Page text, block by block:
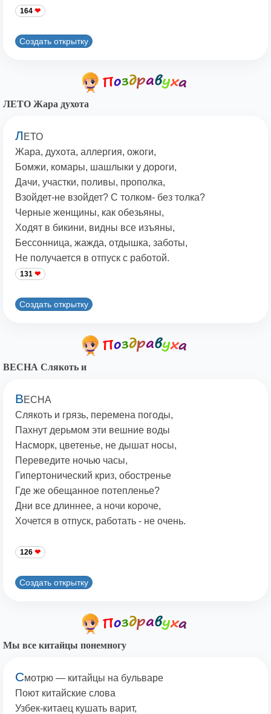
164
Создать открытку
ЛЕТО Жара духота
Л ЕТО
Жара, духота, аллергия, ожоги,
Бомжи, комары, шашлыки у дороги,
Дачи, участки, поливы, прополка,
Взойдет-не взойдет? С толком- без толка?
Черные женщины, как обезьяны,
Ходят в бикини, видны все изъяны,
Бессонница, жажда, отдышка, заботы,
Не получается в отпуск с работой.
131
Создать открытку
ВЕСНА Слякоть и
ВЕСНА
Слякоть и грязь, перемена погоды,
Пахнут дерьмом эти вешние воды
Насморк, цветенье, не дышат носы,
Переведите ночью часы,
Гипертонический криз, обостренье
Где же обещанное потепленье?
Дни все длиннее, а ночи короче,
Хочется в отпуск, работать - не очень.
126
Создать открытку
Мы все китайцы понемногу
Смотрю — китайцы на бульваре
Поют китайские слова
Узбек-китаец кушать варит,